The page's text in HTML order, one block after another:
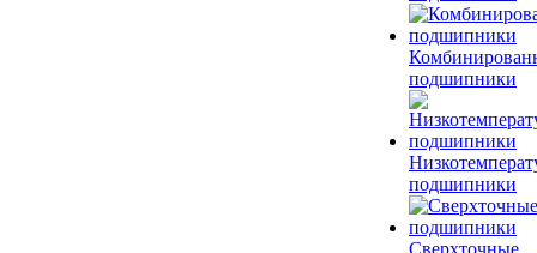
подшипники
подшипники
Сверхточные